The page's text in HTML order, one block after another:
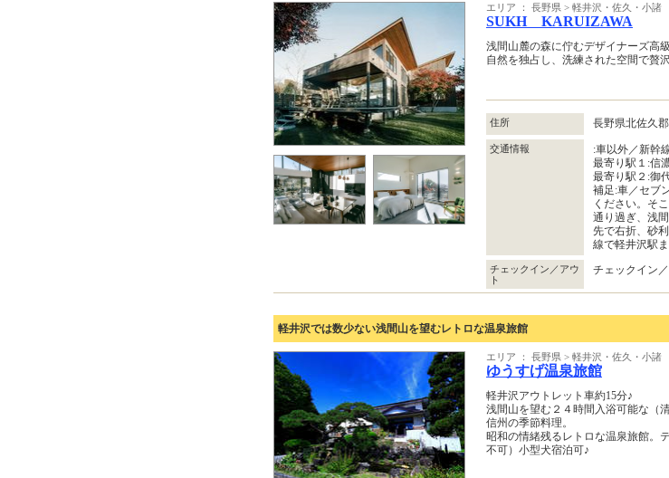
エリア ： 長野県 > 軽井沢・佐久・小諸
SUKH KARUIZAWA
浅間山麓の森に佇むデザイナーズ高
自然を独占し、洗練された空間で贅
住所 長野県北佐久
交通情報
:車以外／新幹
最寄り駅１:信
最寄り駅２:御
補足:車／セブ
ください。そ
通り過ぎ、浅
先で右折、砂
線で軽井沢駅
チェックイン／アウ
ト
チェックイン
軽井沢では数少ない浅間山を望むレトロな温泉旅館
エリア ： 長野県 > 軽井沢・佐久・小諸
ゆうすげ温泉旅館
軽井沢アウトレット車約15分♪
浅間山を望む２４時間入浴可能な（
信州の季節料理。
昭和の情緒残るレトロな温泉旅館。
不可）小型犬宿泊可♪